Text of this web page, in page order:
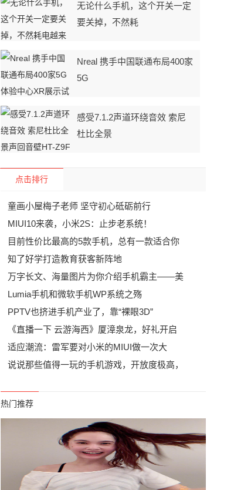
无论什么手机，这个开关一定
要关掉，不然耗
Nreal 携手中国联通布局400家
5G
感受7.1.2声道环绕音效 索尼
杜比全景
点击排行
童画小屋梅子老师 坚守初心砥砺前行
MIUI10来袭，小米2S：止步老系统！
目前性价比最高的5款手机，总有一款适合你
知了好学打造教育获客新阵地
万字长文、海量图片为你介绍手机霸主——美
Lumia手机和微软手机WP系统之殇
PPTV也挤进手机产业了，靠“裸眼3D”
《直播一下 云游海西》厦漳泉龙，好礼开启
适应潮流：雷军要对小米的MIUI做一次大
说说那些值得一玩的手机游戏，开放度极高，
热门推荐